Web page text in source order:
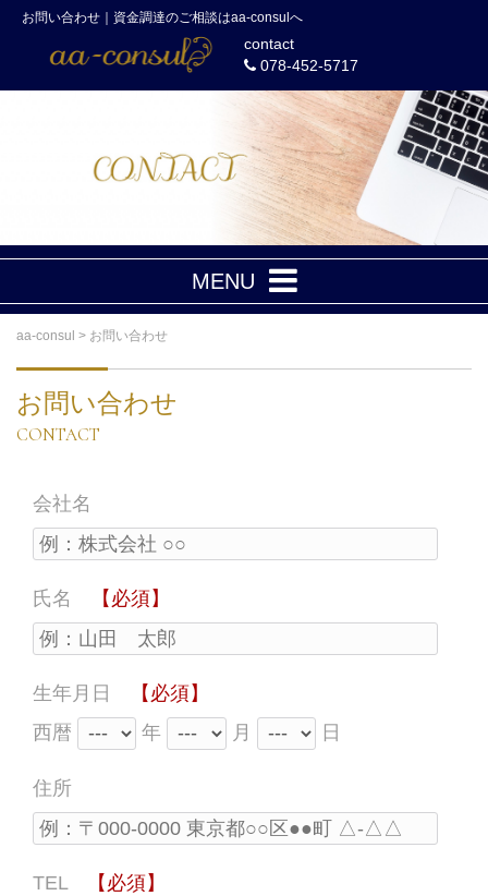
お問い合わせ｜資金調達のご相談はaa-consulへ
contact
078-452-5717
MENU
aa-consul > お問い合わせ
お問い合わせ
CONTACT
会社名
氏名 【必須】
生年月日
【必須】
西暦
年 月 日
住所
TEL 【必須】